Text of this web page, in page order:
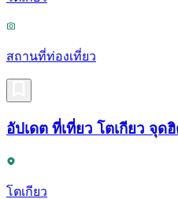
สถานที่ท่องเที่ยว
อัปเดต ที่เที่ยว โตเกียว จุด
โตเกียว